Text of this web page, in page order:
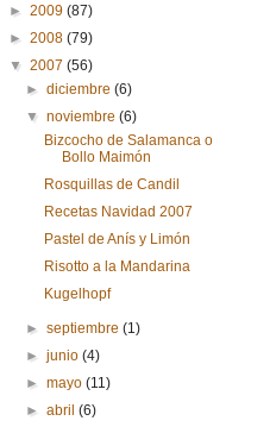
► 2009 (87)
► 2008 (79)
▼ 2007 (56)
►diciembre(6)
▼noviembre(6)
Bizcocho de Salamanca o
Bollo Maimón
Rosquillas de Candil
Recetas Navidad 2007
Pastel de Anís y Limón
Risotto a la Mandarina
Kugelhopf
►septiembre(1)
►junio(4)
►mayo(11)
►abril(6)